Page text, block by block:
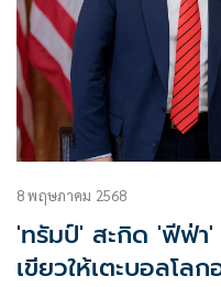
8 พฤษภาคม 2568
'ทรัมป์' สะกิด 'ฟีฟ่า'
เขียวให้เตะบอลโล